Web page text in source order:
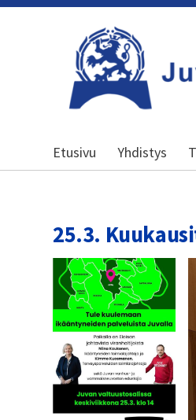
Kansallinen
Etusivu Yhdistys
25.3.